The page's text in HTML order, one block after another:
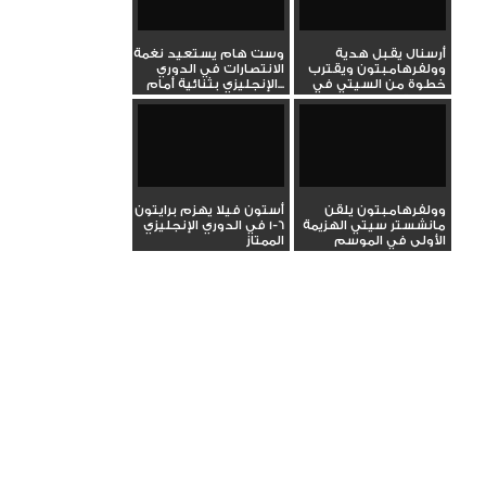
أرسنال يقبل هدية
وولفرهامبتون ويقترب
خطوة من السيتي في
صدارة...
وست هام يستعيد نغمة
الانتصارات في الدوري
الإنجليزي بثنائية أمام...
وولفرهامبتون يلقن
مانشستر سيتي الهزيمة
الأولى في الموسم
أستون فيلا يهزم برايتون
6-1 في الدوري الإنجليزي
الممتاز